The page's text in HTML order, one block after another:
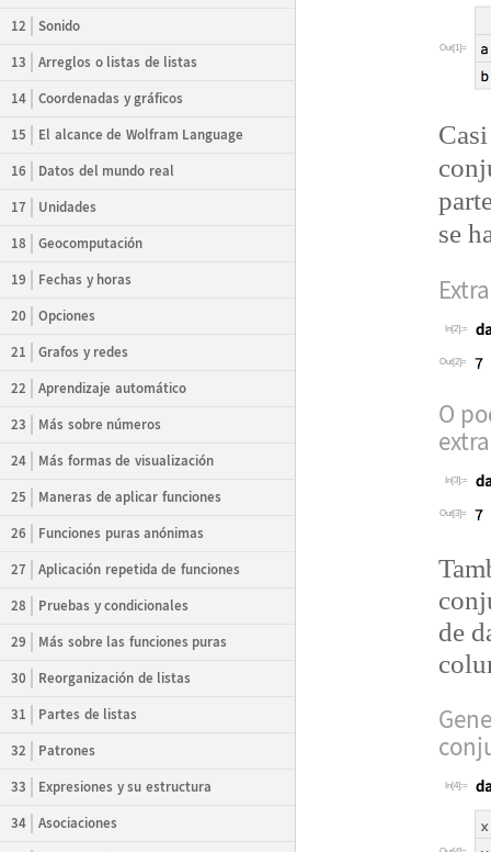
12
Sonido
13
Arreglos o listas de listas
14
Coordenadas y gráficos
15
El alcance de Wolfram Language
16
Datos del mundo real
17
Unidades
18
Geocomputación
19
Fechas y horas
20
Opciones
21
Grafos y redes
22
Aprendizaje automático
23
Más sobre números
24
Más formas de visualización
25
Maneras de aplicar funciones
26
Funciones puras anónimas
27
Aplicación repetida de funciones
28
Pruebas y condicionales
29
Más sobre las funciones puras
30
Reorganización de listas
31
Partes de listas
32
Patrones
33
Expresiones y su estructura
34
Asociaciones
Out[1]=
se
In[2]:=
Out[2]=
O
In[3]:=
Out[3]=
de
In[4]:=